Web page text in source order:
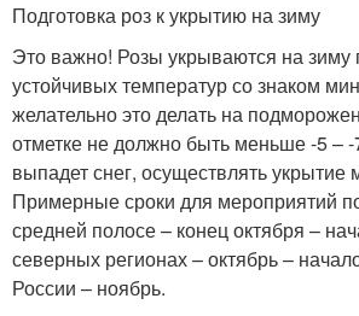
Подготовка роз к укрытию на зиму
Это важно! Розы укрываются на зиму
устойчивых температур со знаком
желательно это делать на
отметке не должно быть меньше -5 – -
выпадет снег, осуществлять укрытие
Примерные сроки для мероприятий
средней полосе – конец октября –
северных регионах – октябрь –
России – ноябрь.